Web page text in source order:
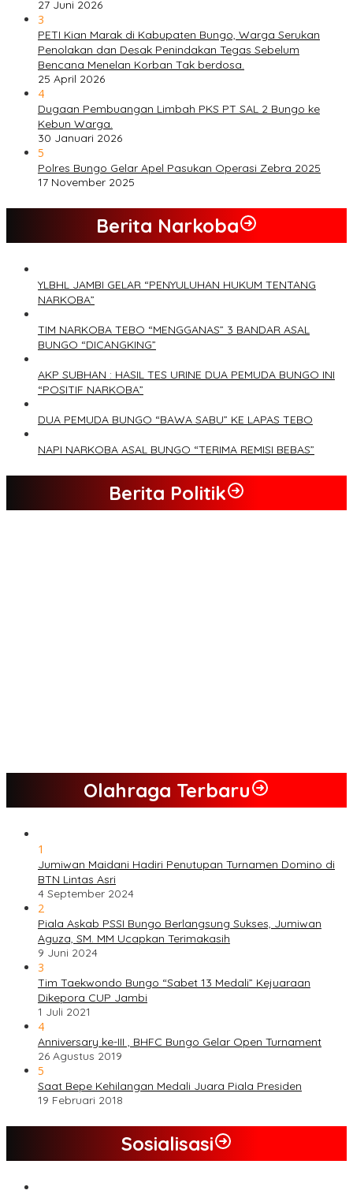
27 Juni 2026
3
PETI Kian Marak di Kabupaten Bungo, Warga Serukan
Penolakan dan Desak Penindakan Tegas Sebelum
Bencana Menelan Korban Tak berdosa.
25 April 2026
4
Dugaan Pembuangan Limbah PKS PT SAL 2 Bungo ke
Kebun Warga.
30 Januari 2026
5
Polres Bungo Gelar Apel Pasukan Operasi Zebra 2025
17 November 2025
Berita Narkoba
YLBHL JAMBI GELAR “PENYULUHAN HUKUM TENTANG
NARKOBA”
TIM NARKOBA TEBO “MENGGANAS” 3 BANDAR ASAL
BUNGO “DICANGKING”
AKP SUBHAN : HASIL TES URINE DUA PEMUDA BUNGO INI
“POSITIF NARKOBA”
DUA PEMUDA BUNGO “BAWA SABU” KE LAPAS TEBO
NAPI NARKOBA ASAL BUNGO “TERIMA REMISI BEBAS”
Berita Politik
Olahraga Terbaru
1
Jumiwan Maidani Hadiri Penutupan Turnamen Domino di
BTN Lintas Asri
4 September 2024
2
Piala Askab PSSI Bungo Berlangsung Sukses, Jumiwan
Aguza, SM. MM Ucapkan Terimakasih
9 Juni 2024
3
Tim Taekwondo Bungo “Sabet 13 Medali” Kejuaraan
Dikepora CUP Jambi
1 Juli 2021
4
Anniversary ke-III , BHFC Bungo Gelar Open Turnament
26 Agustus 2019
5
Saat Bepe Kehilangan Medali Juara Piala Presiden
19 Februari 2018
Sosialisasi